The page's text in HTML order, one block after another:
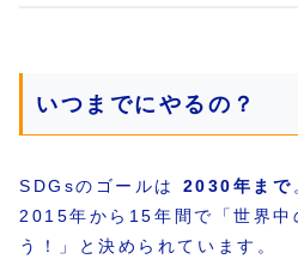
いつまでにやるの？
SDGsのゴールは 2030年まで
2015年から15年間で「世界中
う！」と決められています。